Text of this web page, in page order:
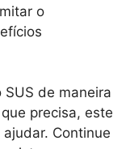
o
de maneira
precisa, este
Continue